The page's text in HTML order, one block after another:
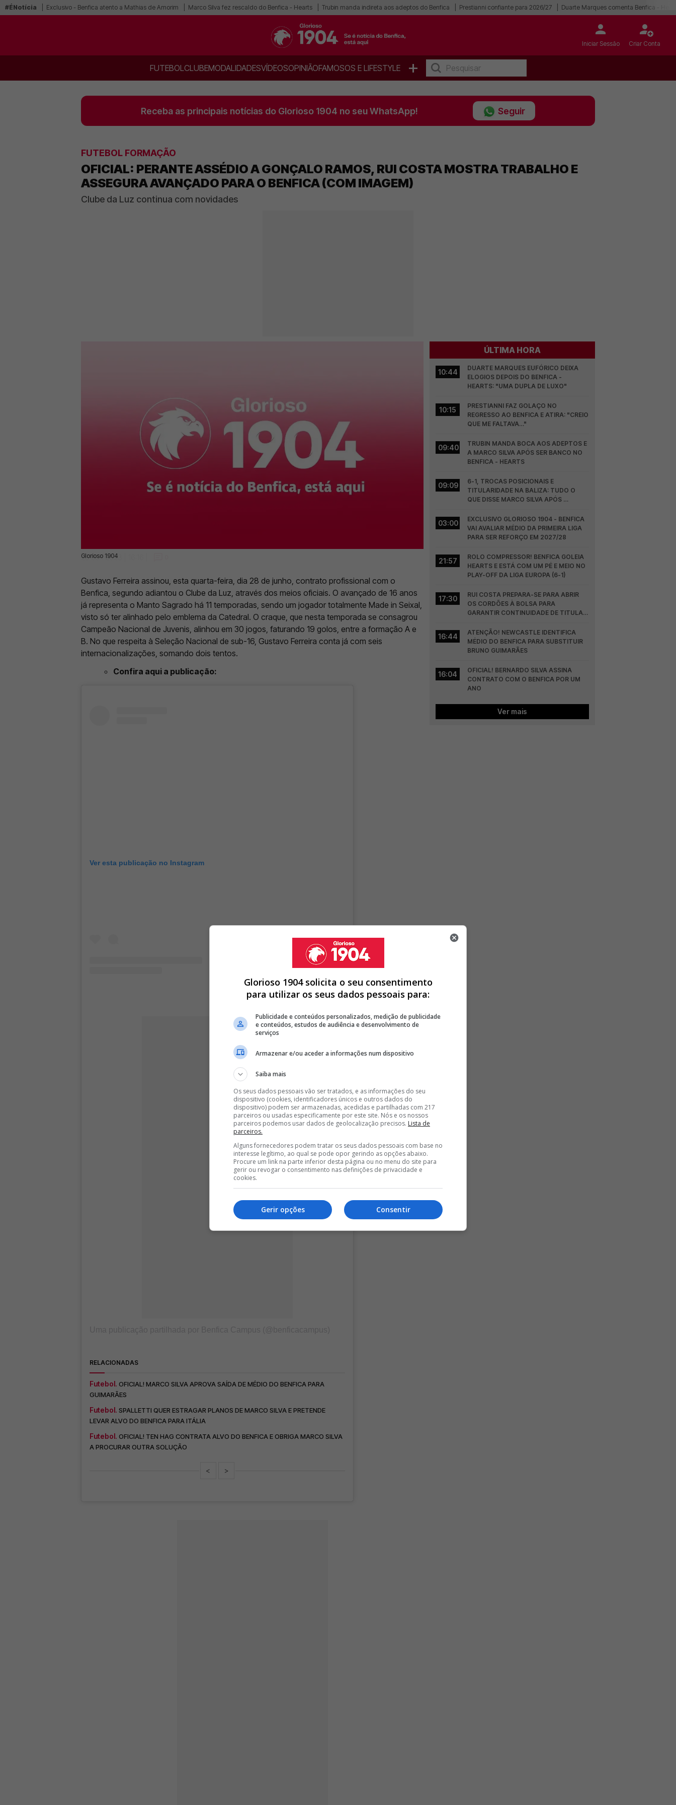
#ÉNotícia Exclusivo - Benfica atento a Mathias de Amorim Marco Silva fez rescaldo do Benfica - Hearts Trubin manda indireta aos adeptos do Benfica Prestianni confiante para 2026/27 Duarte Marques comenta Benfica -
Iniciar Sessão Criar Conta
FUTEBOLCLUBEMODALIDADESVÍDEOSOPINIÃOFAMOSOS E LIFESTYLE +
Receba as principais notícias do Glorioso 1904 no seu WhatsApp! Seguir
FUTEBOL FORMAÇÃO
OFICIAL: PERANTE ASSÉDIO A GONÇALO RAMOS, RUI COSTA MOSTRA TRABALHO E
ASSEGURA AVANÇADO PARA O BENFICA (COM IMAGEM)
Clube da Luz continua com novidades
Glorioso 1904
28 Jun 2023 | 16:16 |
Gustavo Ferreira assinou, esta quarta-feira, dia 28 de junho, contrato profissional com o
Benfica, segundo adiantou o Clube da Luz, através dos meios oficiais. O avançado de 16 anos
já representa o Manto Sagrado há 11 temporadas, sendo um jogador totalmente Made in Seixal,
visto só ter alinhado pelo emblema da Catedral. O craque, que nesta temporada se consagrou
Campeão Nacional de Juvenis, alinhou em 30 jogos, faturando 19 golos, entre a formação A e
B. No que respeita à Seleção Nacional de sub-16, Gustavo Ferreira conta já com seis
internacionalizações, somando dois tentos.
Confira aqui a publicação:
Ver esta publicação no Instagram
RELACIONADAS
Futebol. OFICIAL! MARCO SILVA APROVA SAÍDA DE MÉDIO DO BENFICA PARA
GUIMARÃES
Futebol. SPALLETTI QUER ESTRAGAR PLANOS DE MARCO SILVA E PRETENDE
LEVAR ALVO DO BENFICA PARA ITÁLIA
Futebol. OFICIAL! TEN HAG CONTRATA ALVO DO BENFICA E OBRIGA MARCO SILVA
A PROCURAR OUTRA SOLUÇÃO
< >
ÚLTIMA HORA
10:44
DUARTE MARQUES EUFÓRICO DEIXA
ELOGIOS DEPOIS DO BENFICA -
HEARTS: "UMA DUPLA DE LUXO"
10:15
PRESTIANNI FAZ GOLAÇO NO
REGRESSO AO BENFICA E ATIRA: "CREIO
QUE ME FALTAVA…"
09:40
TRUBIN MANDA BOCA AOS ADEPTOS E
A MARCO SILVA APÓS SER BANCO NO
BENFICA - HEARTS
09:09
6-1, TROCAS POSICIONAIS E
TITULARIDADE NA BALIZA: TUDO O
QUE DISSE MARCO SILVA APÓS
03:00
EXCLUSIVO GLORIOSO 1904 - BENFICA
VAI AVALIAR MÉDIO DA PRIMEIRA LIGA
PARA SER REFORÇO EM 2027/28
21:57
ROLO COMPRESSOR! BENFICA GOLEIA
HEARTS E ESTÁ COM UM PÉ E MEIO NO
PLAY-OFF DA LIGA EUROPA (6-1)
17:30
RUI COSTA PREPARA-SE PARA ABRIR
OS CORDÕES À BOLSA PARA
GARANTIR CONTINUIDADE DE TITULAR
16:44
ATENÇÃO! NEWCASTLE IDENTIFICA
MÉDIO DO BENFICA PARA SUBSTITUIR
BRUNO GUIMARÃES
16:04
OFICIAL! BERNARDO SILVA ASSINA
CONTRATO COM O BENFICA POR UM
ANO
Ver mais
Glorioso 1904 solicita o seu consentimento
para utilizar os seus dados pessoais para:
Publicidade e conteúdos personalizados, medição de publicidade
e conteúdos, estudos de audiência e desenvolvimento de
serviços
Armazenar e/ou aceder a informações num dispositivo
Saiba mais
Os seus dados pessoais vão ser tratados, e as informações do seu
dispositivo (cookies, identificadores únicos e outros dados do
dispositivo) podem ser armazenadas, acedidas e partilhadas com 217
parceiros ou usadas especificamente por este site. Nós e os nossos
parceiros podemos usar dados de geolocalização precisos. Lista de
parceiros.
Alguns fornecedores podem tratar os seus dados pessoais com base no
interesse legítimo, ao qual se pode opor gerindo as opções abaixo.
Procure um link na parte inferior desta página ou no menu do site para
gerir ou revogar o consentimento nas definições de privacidade e
cookies.
Consentir
Gerir opções